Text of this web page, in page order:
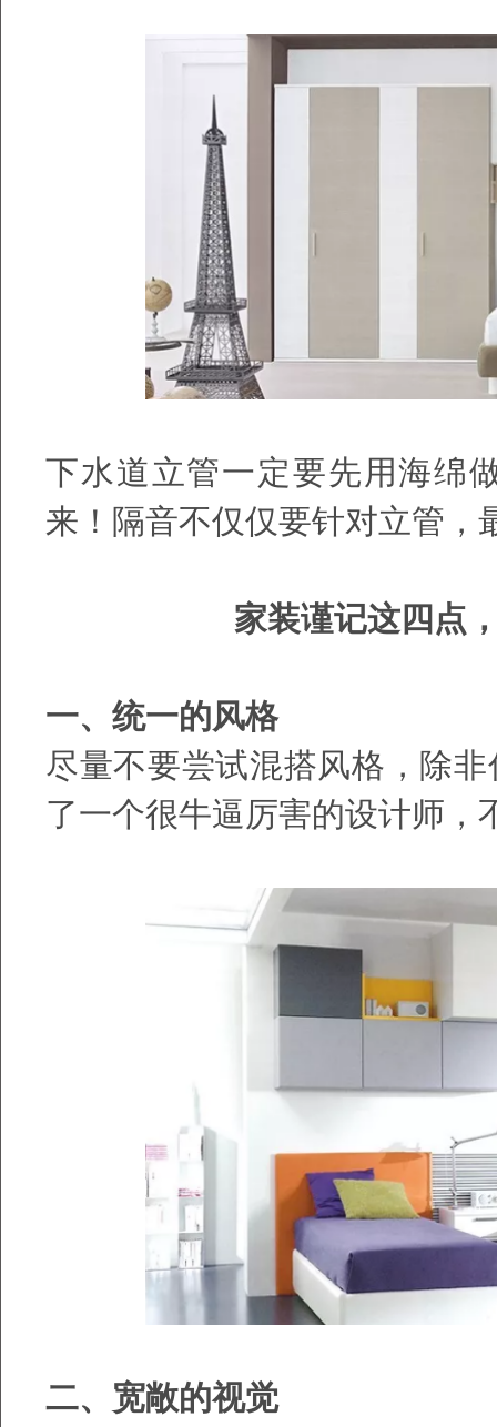
下水道立管一定要先用海绵
来！隔音不仅仅要针对立管，
家装谨记这四点
一、统一的风格
尽量不要尝试混搭风格，除
了一个很牛逼厉害的设计师，
二、宽敞的视觉